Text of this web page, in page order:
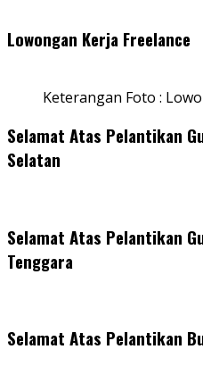
Lowongan Kerja Freelance
Keterangan Foto :
Selamat Atas Pelantikan
Selatan
Selamat Atas Pelantikan
Tenggara
Selamat Atas Pelantikan